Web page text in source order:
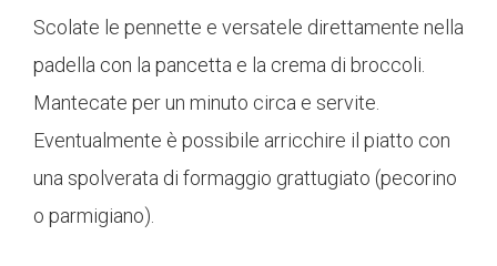
Scolate le pennette e versatele direttamente nella
padella con la pancetta e la crema di broccoli.
Mantecate per un minuto circa e servite.
Eventualmente è possibile arricchire il piatto con
una spolverata di formaggio grattugiato (pecorino
o parmigiano).